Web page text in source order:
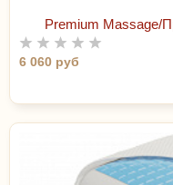
Premium Massage/
6 060 руб